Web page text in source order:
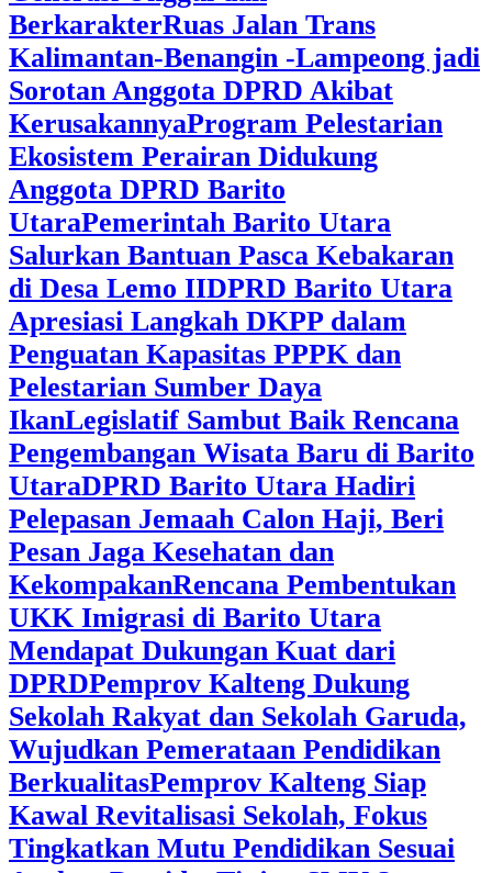
BerkarakterRuas Jalan Trans
Kalimantan-Benangin -Lampeong jadi
Sorotan Anggota DPRD Akibat
KerusakannyaProgram Pelestarian
Ekosistem Perairan Didukung
Anggota DPRD Barito
UtaraPemerintah Barito Utara
Salurkan Bantuan Pasca Kebakaran
di Desa Lemo IIDPRD Barito Utara
Apresiasi Langkah DKPP dalam
Penguatan Kapasitas PPPK dan
Pelestarian Sumber Daya
IkanLegislatif Sambut Baik Rencana
Pengembangan Wisata Baru di Barito
UtaraDPRD Barito Utara Hadiri
Pelepasan Jemaah Calon Haji, Beri
Pesan Jaga Kesehatan dan
KekompakanRencana Pembentukan
UKK Imigrasi di Barito Utara
Mendapat Dukungan Kuat dari
DPRD‎Pemprov Kalteng Dukung
Sekolah Rakyat dan Sekolah Garuda,
Wujudkan Pemerataan Pendidikan
Berkualitas‎Pemprov Kalteng Siap
Kawal Revitalisasi Sekolah, Fokus
Tingkatkan Mutu Pendidikan Sesuai